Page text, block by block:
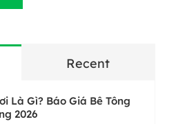
Recent
Là Gì? Báo Giá Bê Tông
2026